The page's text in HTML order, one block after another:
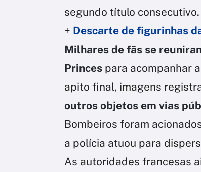
segundo título consecutivo.
+ Descarte de figurinhas
Milhares de fãs se
Princes para acompanhar
apito final, imagens
outros objetos em vias
Bombeiros foram
a polícia atuou para
As autoridades francesas